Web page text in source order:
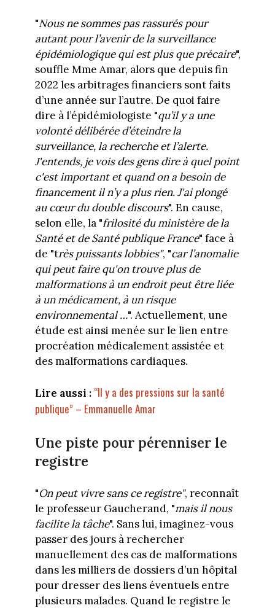
"Nous ne sommes pas rassurés pour
autant pour l’avenir de la surveillance
épidémiologique qui est plus que précaire",
souffle Mme Amar, alors que depuis fin
2022 les arbitrages financiers sont faits
d’une année sur l’autre. De quoi faire
dire à l’épidémiologiste "qu’il y a une
volonté délibérée d’éteindre la
surveillance, la recherche et l’alerte.
J'entends, je vois des gens dire à quel point
c'est important et quand on a besoin de
financement il n’y a plus rien. J'ai plongé
au cœur du double discours". En cause,
selon elle, la "frilosité du ministère de la
Santé et de Santé publique France" face à
de "très puissants lobbies", "car l’anomalie
qui peut faire qu'on trouve plus de
malformations à un endroit peut être liée
à un médicament, à un risque
environnemental …". Actuellement, une
étude est ainsi menée sur le lien entre
procréation médicalement assistée et
des malformations cardiaques.
Lire aussi : “Il y a des pressions sur la santé
publique” – Emmanuelle Amar
Une piste pour pérenniser le
registre
"On peut vivre sans ce registre", reconnaît
le professeur Gaucherand, "mais il nous
facilite la tâche". Sans lui, imaginez-vous
passer des jours à rechercher
manuellement des cas de malformations
dans les milliers de dossiers d’un hôpital
pour dresser des liens éventuels entre
plusieurs malades. Quand le registre le